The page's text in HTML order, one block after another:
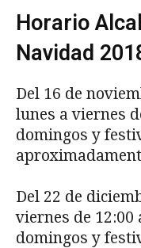
Horario
Navidad
Del 16 de
lunes a viernes
domingos y
Del 22 de
viernes de 12:00
domingos y